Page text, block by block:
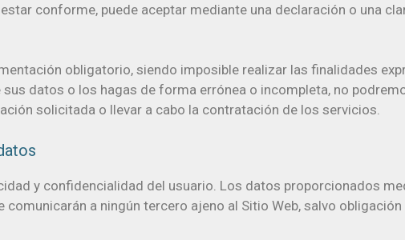
conforme, puede aceptar mediante una declaración o una
obligatorio, siendo imposible realizar las finalidades
datos o los hagas de forma errónea o incompleta, no
solicitada o llevar a cabo la contratación de los servicios.
y confidencialidad del usuario. Los datos proporcionados
a ningún tercero ajeno al Sitio Web, salvo obligación